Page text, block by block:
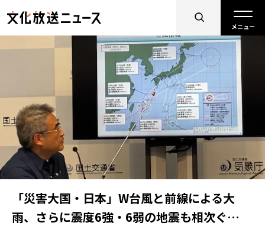
「災害大国・日本」W台風と前線による大
雨、さらに震度6強・6弱の地震も相次ぐ…